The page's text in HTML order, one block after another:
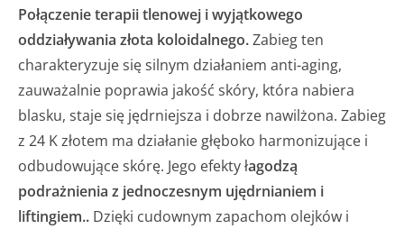
Połączenie terapii tlenowej i wyjątkowego
oddziaływania złota koloidalnego.Zabieg ten
charakteryzuje się silnym działaniem anti-aging,
zauważalnie poprawia jakość skóry, która nabiera
blasku, staje się jędrniejsza i dobrze nawilżona. Zabieg
z 24 K złotem ma działanie głęboko harmonizujące i
odbudowujące skórę. Jego efekty łagodzą
podrażnienia z jednoczesnym ujędrnianiem i
liftingiem.. Dzięki cudownym zapachom olejków i